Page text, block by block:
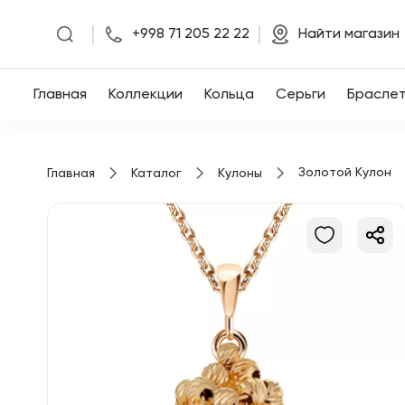
Главная
+998 71 205 22 22 Найти магазин
Главная Коллекции Кольца Серьги
Главная Каталог Кулоны Золотой Кулон